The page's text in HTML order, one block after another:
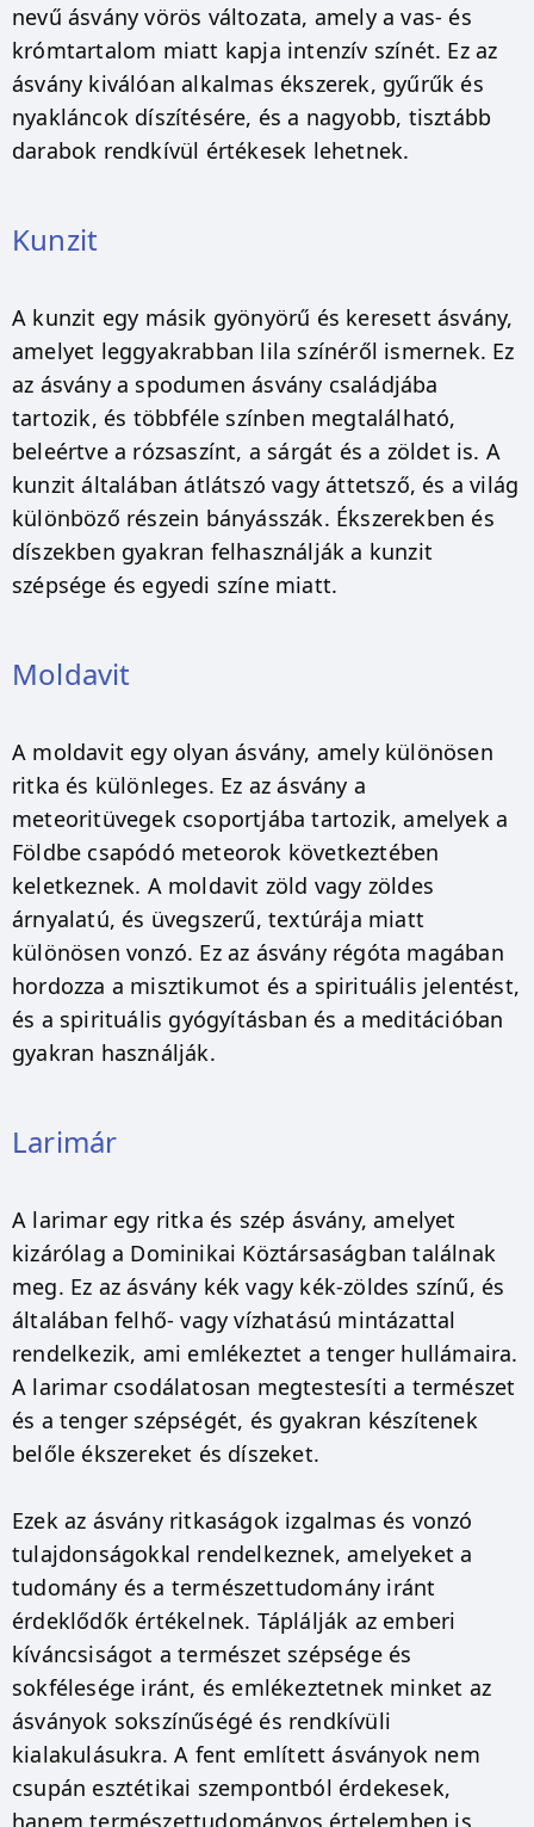
nevű ásvány vörös változata, amely a vas- és
krómtartalom miatt kapja intenzív színét. Ez az
ásvány kiválóan alkalmas ékszerek, gyűrűk és
nyakláncok díszítésére, és a nagyobb, tisztább
darabok rendkívül értékesek lehetnek.
Kunzit
A kunzit egy másik gyönyörű és keresett ásvány,
amelyet leggyakrabban lila színéről ismernek. Ez
az ásvány a spodumen ásvány családjába
tartozik, és többféle színben megtalálható,
beleértve a rózsaszínt, a sárgát és a zöldet is. A
kunzit általában átlátszó vagy áttetsző, és a világ
különböző részein bányásszák. Ékszerekben és
díszekben gyakran felhasználják a kunzit
szépsége és egyedi színe miatt.
Moldavit
A moldavit egy olyan ásvány, amely különösen
ritka és különleges. Ez az ásvány a
meteoritüvegek csoportjába tartozik, amelyek a
Földbe csapódó meteorok következtében
keletkeznek. A moldavit zöld vagy zöldes
árnyalatú, és üvegszerű, textúrája miatt
különösen vonzó. Ez az ásvány régóta magában
hordozza a misztikumot és a spirituális jelentést,
és a spirituális gyógyításban és a meditációban
gyakran használják.
Larimár
A larimar egy ritka és szép ásvány, amelyet
kizárólag a Dominikai Köztársaságban találnak
meg. Ez az ásvány kék vagy kék-zöldes színű, és
általában felhő- vagy vízhatású mintázattal
rendelkezik, ami emlékeztet a tenger hullámaira.
A larimar csodálatosan megtestesíti a természet
és a tenger szépségét, és gyakran készítenek
belőle ékszereket és díszeket.
Ezek az ásvány ritkaságok izgalmas és vonzó
tulajdonságokkal rendelkeznek, amelyeket a
tudomány és a természettudomány iránt
érdeklődők értékelnek. Táplálják az emberi
kíváncsiságot a természet szépsége és
sokfélesége iránt, és emlékeztetnek minket az
ásványok sokszínűségé és rendkívüli
kialakulásukra. A fent említett ásványok nem
csupán esztétikai szempontból érdekesek,
hanem természettudományos értelemben is